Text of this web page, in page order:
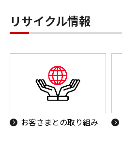
リサイクル情報
お客さまとの取り組み